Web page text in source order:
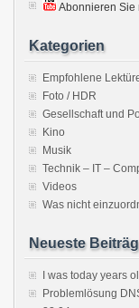
Abonnieren Sie
Kategorien
Empfohlene
Foto / HDR
Gesellschaft und
Kino
Musik
Technik – IT –
Videos
Was nicht
Neueste
I was today years
Problemlösung